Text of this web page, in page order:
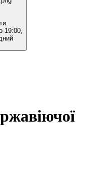
19:00,